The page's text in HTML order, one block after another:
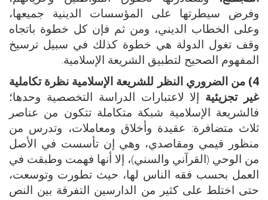
وفرض سيطرتها على المؤسسات الدينية جميعها،
وعلى الخطاب الديني، ومن ثم فإن كل خطوة باتجاه
وقف تغول الدولة هي خطوة كذلك في سبيل ترسيخ
المفهوم الصحيح لتطبيق الشريعة الإسلامية.
4) من الضروري النظر للشريعة الإسلامية نظرة تكاملية
غير تجزيئية إلا لاعتبارات الدراسة التخصصية وحدها؛
فالشريعة الإسلامية شبكة متكاملة تتكون من عناصر
ثلاث متضافرة: عقيدة وأخلاق ومعاملات، وتدرس من
منظور قيمي ومقاصدي، وهي إن تأسست في الأصل
من الوحي (القرآني والسني)، إلا أنها فهمت وطبقت في
العمل بحسب فقه الناس لها، حيث تطورت وتوسعت،
حتى اختلط على كثير من الدارسين التفرقة بين النص